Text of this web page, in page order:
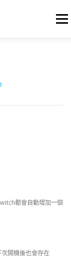
選單
都會自動增加一個
開機後也會存在